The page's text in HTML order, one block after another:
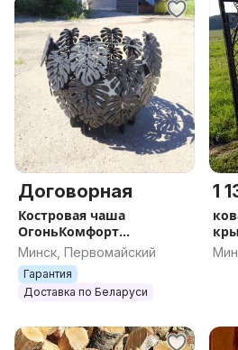
Договорная
Костровая чаша
ОгоньКомфорт
Тропикана
Минск, Первомайский
Гарантия
Доставка по Беларуси
1
5